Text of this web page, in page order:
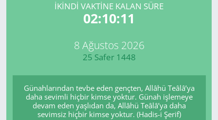
İKINDI VAKTİNE KALAN SÜRE
02:10:11
8 Ağustos 2026
25 Safer 1448
Günahlarından tevbe eden gençten, Allâhü Teâlâ’ya
daha sevimli hiçbir kimse yoktur. Günah işlemeye
devam eden yaşlıdan da, Allâhü Teâlâ’ya daha
sevimsiz hiçbir kimse yoktur. (Hadis-i Şerif)